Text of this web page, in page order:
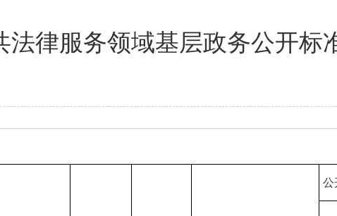
法律服务领域基层政务公开标
公